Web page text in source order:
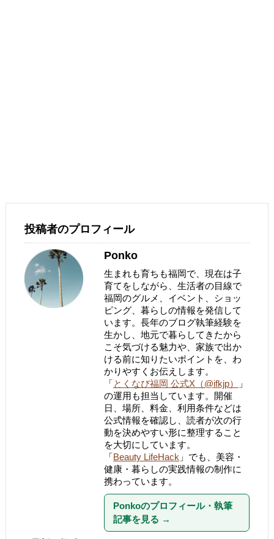
投稿者のプロフィール
Ponko
生まれも育ちも福岡で、現在は子
育てをしながら、生活者の目線で
福岡のグルメ、イベント、ショッ
ピング、暮らしの情報を発信して
います。長年のブログ執筆経験を
生かし、地元で暮らしてきたから
こそ気づける魅力や、家族で出か
ける前に知りたいポイントを、わ
かりやすくお伝えします。
「とくなび福岡 公式X（@ifkjp）
」
の運用も担当しています。開催
日、場所、料金、利用条件などは
公式情報を確認し、読者が次の行
動を決めやすい形に整理すること
を大切にしています。
「Beauty LifeHack 」でも、美容・
健康・暮らしの実践情報の制作に
携わっています。
Ponkoのプロフィール・執筆
記事を見る →